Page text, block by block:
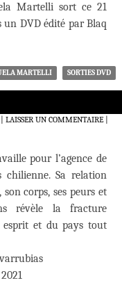
Martelli sort ce 21
un DVD édité par Blaq
MARTELLI SORTIES DVD
LAISSER UN COMMENTAIRE|
pour l’agence de
chilienne. Sa relation
corps, ses peurs et
révèle la fracture
esprit et du pays tout